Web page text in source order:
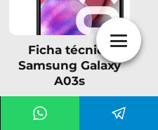
Ficha técnica
Samsung Galaxy
A03s